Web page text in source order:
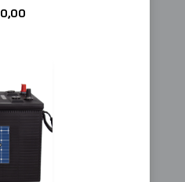
0,00